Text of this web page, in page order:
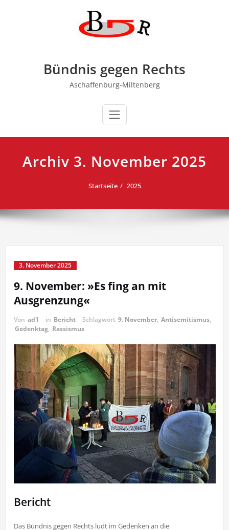
Bündnis gegen Rechts
Aschaffenburg-Miltenberg
Archiv 3. November 2025
Startseite 2025
3. November 2025
9. November: »Es fing an mit
Ausgrenzung«
Von ad1 in Bericht Schlagwort 9. November, Antisemitismus,
Gedenktag, Rassismus
Bericht
Das Bündnis gegen Rechts ludt im Gedenken an die